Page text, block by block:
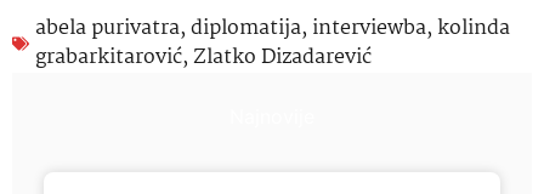
abela purivatra,diplomatija, interviewba,kolinda
grabarkitarović,Zlatko Dizadarević